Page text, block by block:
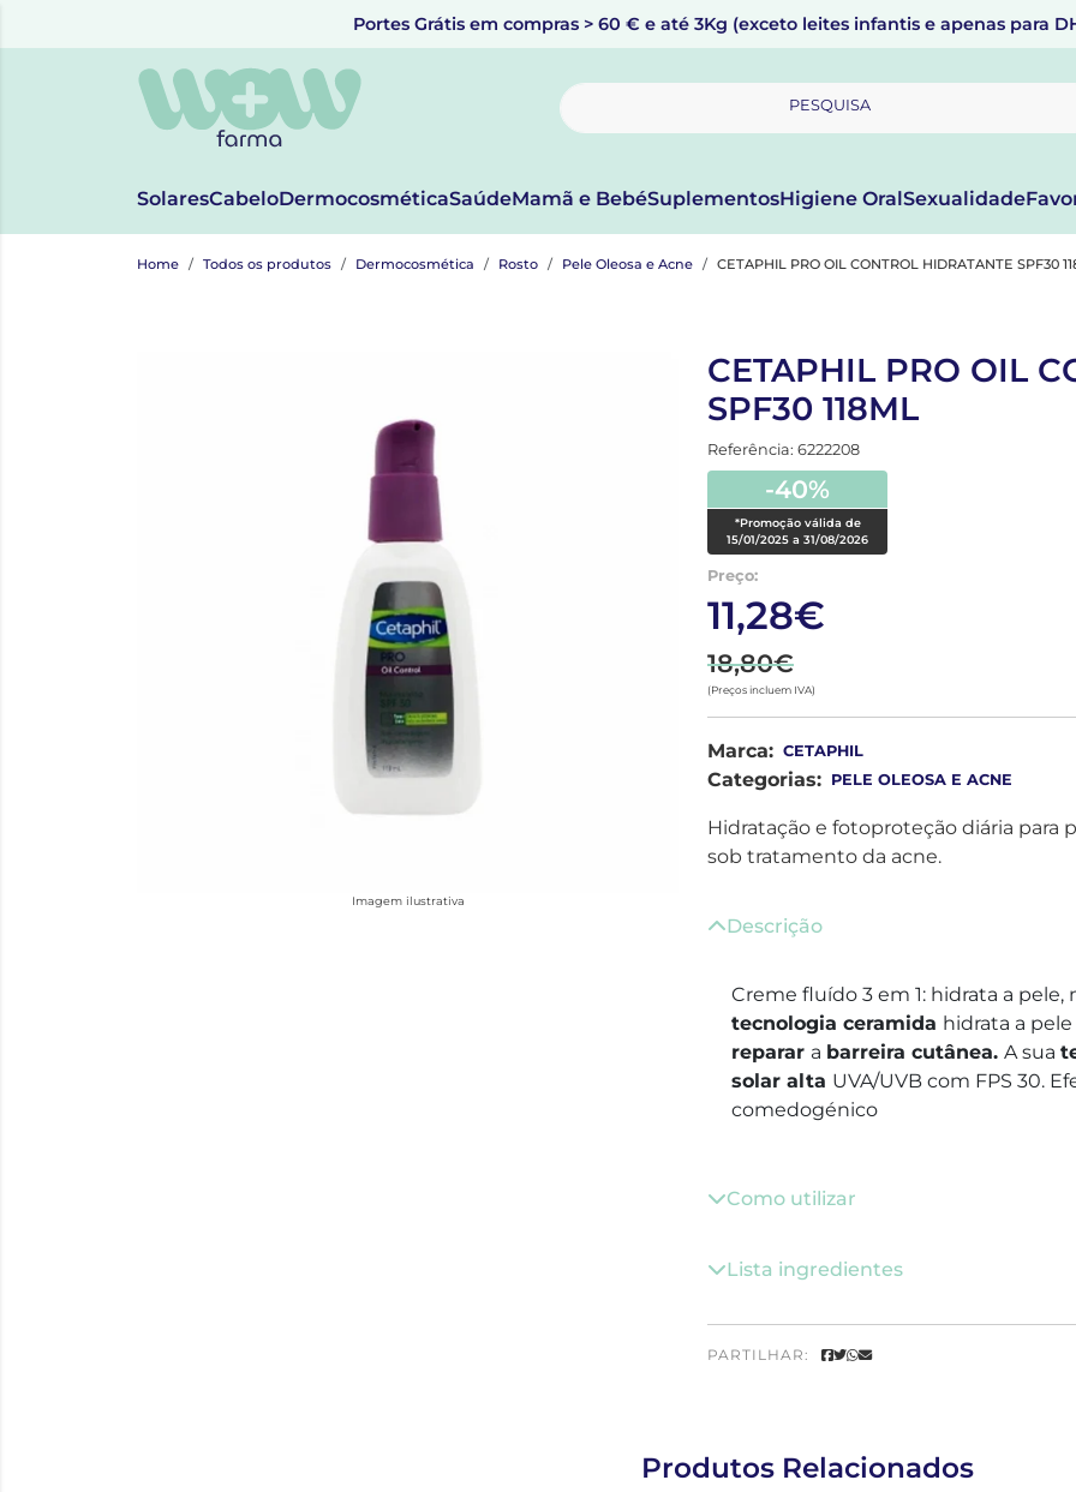
Portes Grátis em compras > 60 € e até 3Kg (exceto leites infantis e apenas para
PESQUISA
SolaresCabeloDermocosméticaSaúdeMamã e BebéSuplementosHigiene OralSexualidade
Home Todos os produtos Dermocosmética Rosto Pele Oleosa e Acne CETAPHIL PRO OIL CONTROL HIDRATANTE SPF30
Imagem ilustrativa
CETAPHIL PRO OIL
SPF30 118ML
Referência: 6222208
-40%
*Promoção válida de
15/01/2025 a 31/08/2026
Preço:
11,28€
18,80€
(Preços incluem IVA)
Marca: CETAPHIL
Categorias: PELE OLEOSA E ACNE
Hidratação e fotoproteção diária para
sob tratamento da acne.
Descrição
Creme fluído 3 em 1: hidrata a
tecnologia ceramida hidrata a
reparar a barreira cutânea. A sua
solar alta UVA/UVB com FPS 30.
comedogénico
Como utilizar
Lista ingredientes
PARTILHAR:
Produtos Relacionados